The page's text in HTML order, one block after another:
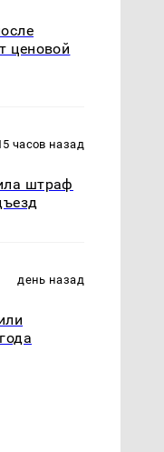
ценовой
часов назад
штраф
день назад